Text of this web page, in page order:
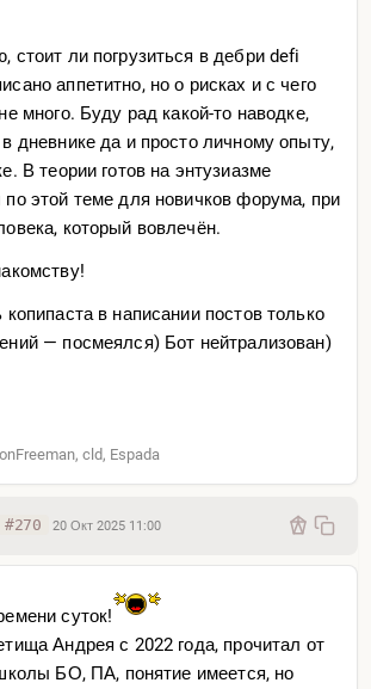
стоит ли погрузиться в дебри defi
аппетитно, но о рисках и с чего
много. Буду рад какой-то наводке,
дневнике да и просто личному опыту,
В теории готов на энтузиазме
этой теме для новичков форума, при
который вовлечён.
в написании постов только
— посмеялся) Бот нейтрализован)
cld, Espada
#270 20 Окт 2025 11:00
суток!
Андрея с 2022 года, прочитал от
БО, ПА, понятие имеется, но